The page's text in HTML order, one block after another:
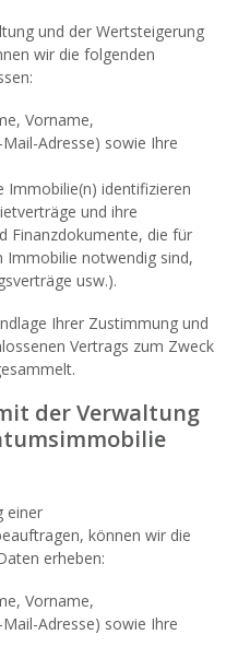
und der Wertsteigerung
wir die folgenden
Vorname,
Adresse) sowie Ihre
Immobilie(n) identifizieren
und ihre
Finanzdokumente, die für
Immobilie notwendig sind,
usw.).
Ihrer Zustimmung und
Vertrags zum Zweck
der Verwaltung
einer
können wir die
erheben:
Vorname,
Adresse) sowie Ihre